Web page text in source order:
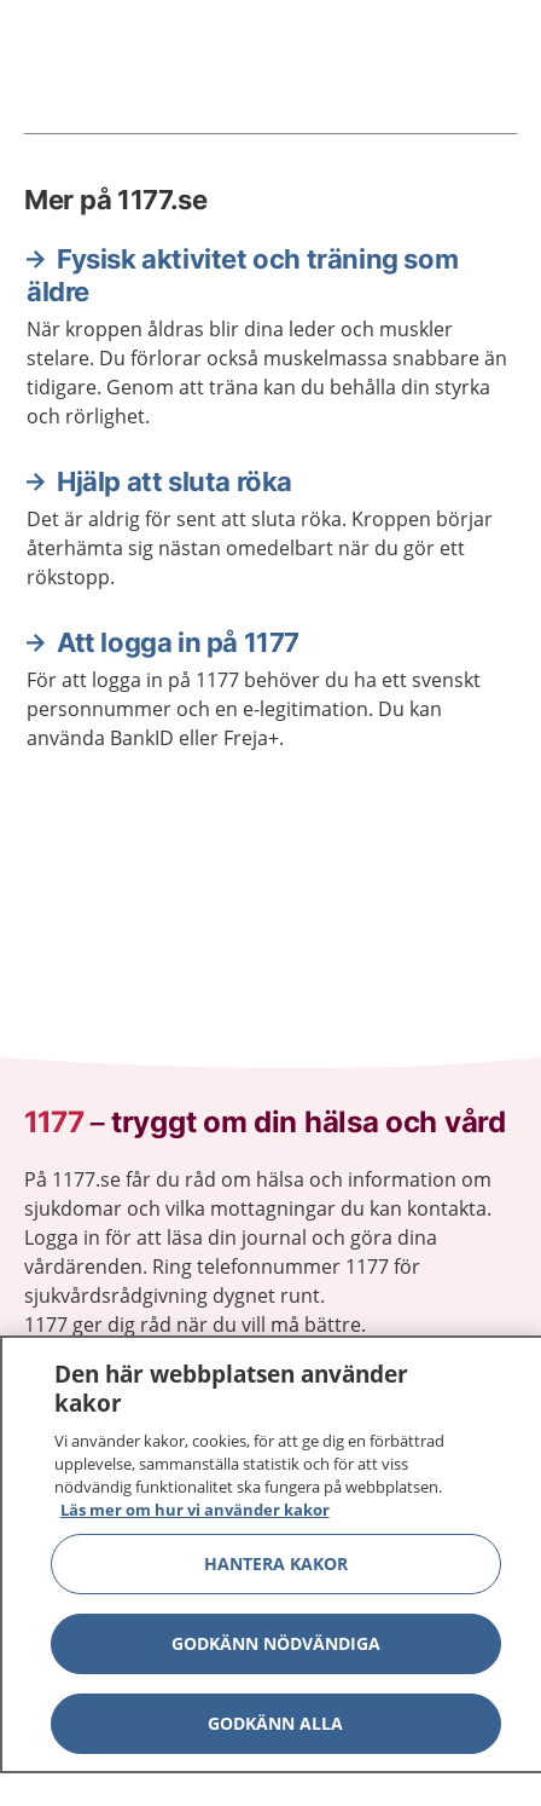
Mer på 1177.se
Fysisk aktivitet och träning som
äldre
När kroppen åldras blir dina leder och muskler
stelare. Du förlorar också muskelmassa snabbare än
tidigare. Genom att träna kan du behålla din styrka
och rörlighet.
Hjälp att sluta röka
Det är aldrig för sent att sluta röka. Kroppen börjar
återhämta sig nästan omedelbart när du gör ett
rökstopp.
Att logga in på 1177
För att logga in på 1177 behöver du ha ett svenskt
personnummer och en e-legitimation. Du kan
använda BankID eller Freja+.
1177–tryggt om din hälsa och vård
På 1177.se får du råd om hälsa och information om
sjukdomar och vilka mottagningar du kan kontakta.
Logga in för att läsa din journal och göra dina
vårdärenden. Ring telefonnummer 1177 för
sjukvårdsrådgivning dygnet runt.
1177 ger dig råd när du vill må bättre.
1177 på flera språk
Om 1177 Visa
Kontakt Visa
Behandling av personuppgifter
Hantering av kakor
Den här webbplatsen använder
kakor
Vi använder kakor, cookies, för att ge dig en förbättrad
upplevelse, sammanställa statistik och för att viss
nödvändig funktionalitet ska fungera på webbplatsen.
Läs mer om hur vi använder kakor
HANTERA KAKOR
GODKÄNN NÖDVÄNDIGA
GODKÄNN ALLA